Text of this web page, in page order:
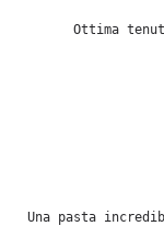
Ottima
Una pasta